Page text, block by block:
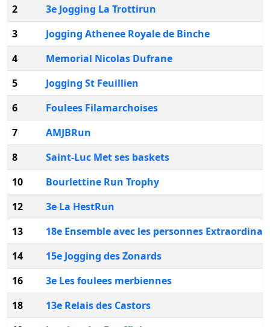
2
3e Jogging La Trottirun
3
Jogging Athenee Royale de Binche
4
Memorial Nicolas Dufrane
5
Jogging St Feuillien
6
Foulees Filamarchoises
7
AMJBRun
8
Saint-Luc Met ses baskets
10
Bourlettine Run Trophy
12
3e La HestRun
13
18e Ensemble avec les personnes
14
15e Jogging des Zonards
16
3e Les foulees merbiennes
18
13e Relais des Castors